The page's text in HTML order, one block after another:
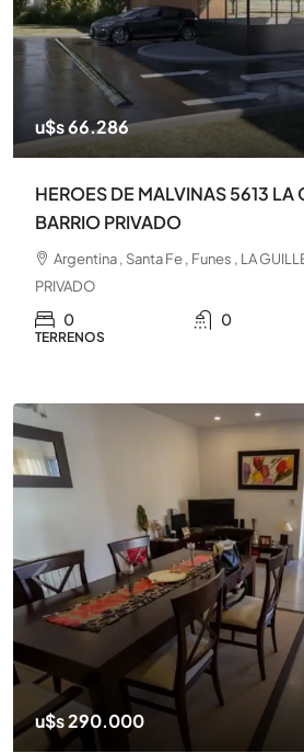
u$s 66.286
HEROES DE MALVINAS 5613 LA
BARRIO PRIVADO
Argentina , Santa Fe , Funes , LA
PRIVADO
0 0
TERRENOS
u$s 290.000